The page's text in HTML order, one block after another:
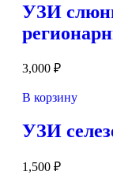
УЗИ
3,000 ₽
В корзину
УЗИ
1,500 ₽